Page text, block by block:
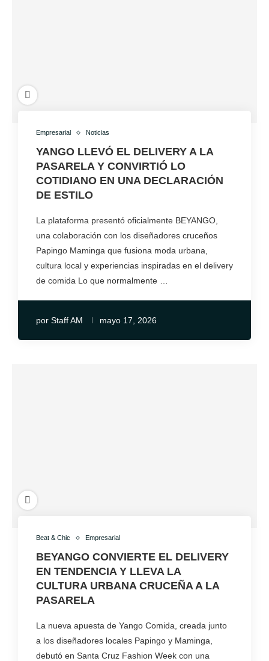
Empresarial Noticias
YANGO LLEVÓ EL DELIVERY A LA
PASARELA Y CONVIRTIÓ LO
COTIDIANO EN UNA DECLARACIÓN
DE ESTILO
La plataforma presentó oficialmente BEYANGO,
una colaboración con los diseñadores cruceños
Papingo Maminga que fusiona moda urbana,
cultura local y experiencias inspiradas en el delivery
de comida Lo que normalmente …
por Staff AM mayo 17, 2026
Beat & Chic Empresarial
BEYANGO CONVIERTE EL DELIVERY
EN TENDENCIA Y LLEVA LA
CULTURA URBANA CRUCEÑA A LA
PASARELA
La nueva apuesta de Yango Comida, creada junto
a los diseñadores locales Papingo y Maminga,
debutó en Santa Cruz Fashion Week con una